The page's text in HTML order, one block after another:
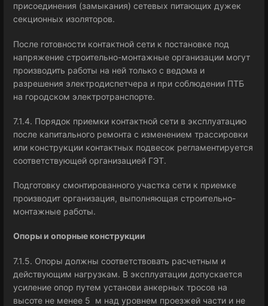
присоединения (замыкания) сетевых питающих дужек
секционных изоляторов.
После готовности контактной сети к постановке под
напряжение строительно-монтажные организации могут
производить работы на ней только с ведома и
разрешения электродиспетчера и при соблюдении ПТБ
на городском электротранспорте.
7.1.4. Порядок приемки контактной сети в эксплуатацию
после капитального ремонта с изменением трассировки
или конструкции контактных подвесок регламентируется
соответствующей организацией ГЭТ.
Подготовку смонтированного участка сети к приемке
производит организация, выполняющая строительно-
монтажные работы.
Опоры и опорные конструкции
7.1.5. Опоры должны соответствовать расчетным и
действующим нагрузкам. В эксплуатации допускается
усиление опор путем установи анкерных тросов на
высоте не менее 5 м над уровнем проезжей части и не